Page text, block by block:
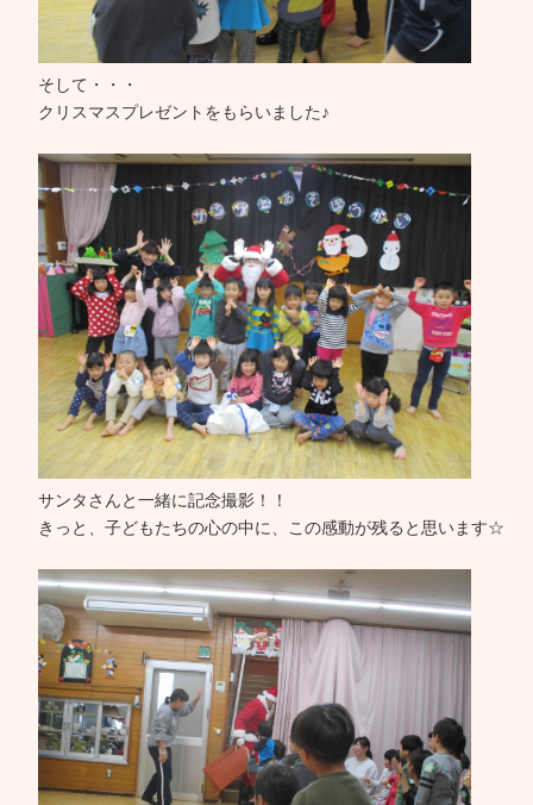
そして・・・
クリスマスプレゼントをもらいました♪
サンタさんと一緒に記念撮影！！
きっと、子どもたちの心の中に、この感動が残ると思います☆